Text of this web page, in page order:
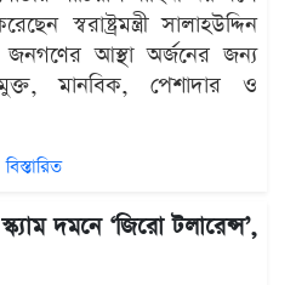
স্বরাষ্ট্রমন্ত্রী সালাহউদ্দিন
আস্থা অর্জনের জন্য
মানবিক, পেশাদার ও
বিস্তারিত
দমনে ‘জিরো টলারেন্স’,